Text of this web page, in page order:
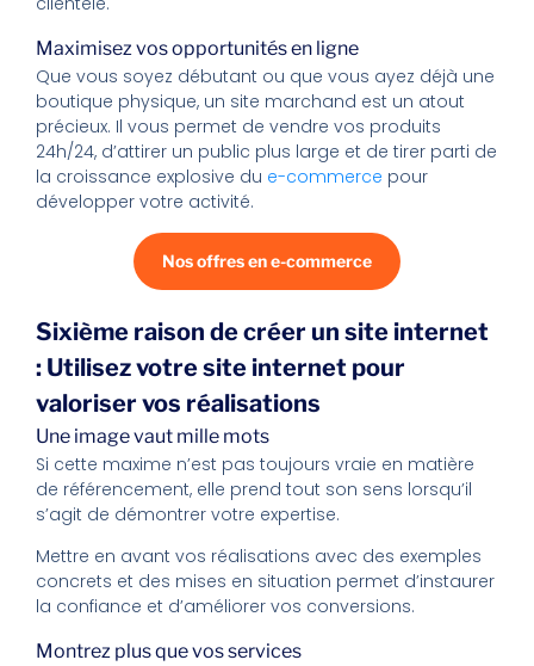
Maximisez vos opportunités en ligne
Que vous soyez débutant ou que vous ayez déjà une
boutique physique, un site marchand est un atout
précieux. Il vous permet de vendre vos produits
24h/24, d’attirer un public plus large et de tirer parti de
la croissance explosive du e-commerce pour
développer votre activité.
Nos offres en e-commerce
Sixième raison de créer un site internet
: Utilisez votre site internet pour
valoriser vos réalisations
Une image vaut mille mots
Si cette maxime n’est pas toujours vraie en matière
de référencement, elle prend tout son sens lorsqu’il
s’agit de démontrer votre expertise.
Mettre en avant vos réalisations avec des exemples
concrets et des mises en situation permet d’instaurer
la confiance et d’améliorer vos conversions.
Montrez plus que vos services